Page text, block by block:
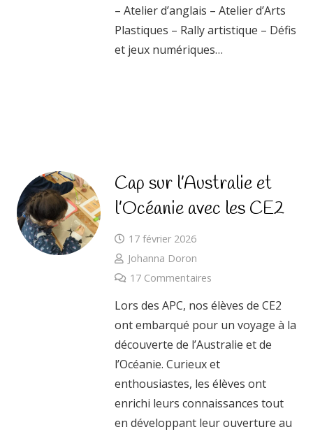
– Atelier d’anglais – Atelier d’Arts
Plastiques – Rally artistique – Défis
et jeux numériques…
Cap sur l’Australie et
l’Océanie avec les CE2
17 février 2026
Johanna Doron
17 Commentaires
Lors des APC, nos élèves de CE2
ont embarqué pour un voyage à la
découverte de l’Australie et de
l’Océanie. Curieux et
enthousiastes, les élèves ont
enrichi leurs connaissances tout
en développant leur ouverture au